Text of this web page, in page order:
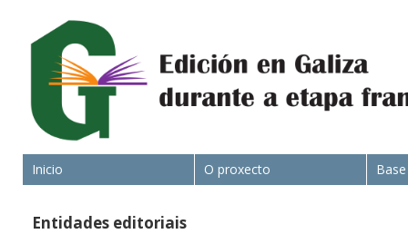
Inicio O proxecto
Entidades editoriais